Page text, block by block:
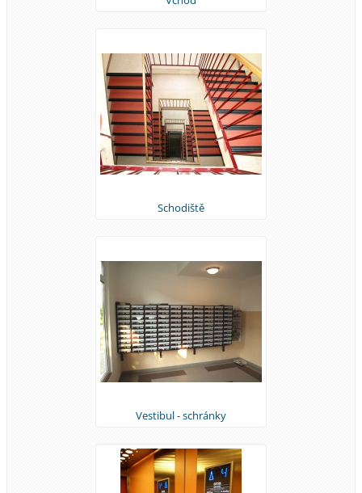
Schodiště
Vestibul - schránky